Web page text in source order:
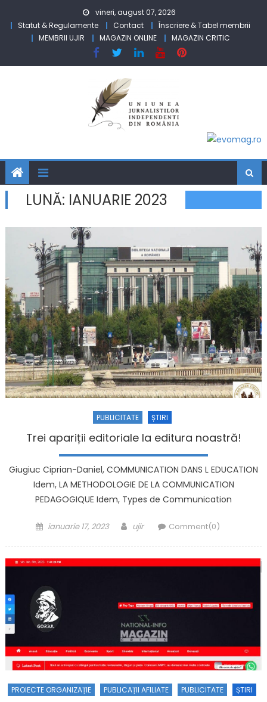
vineri, august 07, 2026
Statut & Regulamente
Contact
Înscriere & Tabel membrii
MEMBRII UJIR
MAGAZIN ONLINE MAGAZIN CRITIC
LUNĂ: IANUARIE 2023
PUBLICITATE ȘTIRI
Trei apariții editoriale la editura noastră!
Giugiuc Ciprian-Daniel, COMMUNICATION DANS L EDUCATION
Idem, LA METHODOLOGIE DE LA COMMUNICATION
PEDAGOGIQUE Idem, Types de Communication
Posted on
ianuarie 17, 2023 Author
ujir Comment(0)
PROIECTE ORGANIZAȚIE PUBLICAȚII AFILIATE PUBLICITATE ȘTIRI